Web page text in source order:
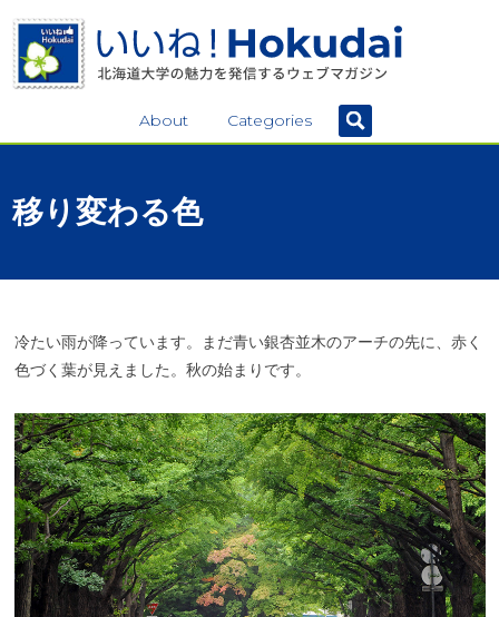
About Categories
移り 変わる色
冷たい雨が降っています。まだ青い銀杏並木のアーチの先に、赤く
色づく葉が見えました。秋の始まりです。